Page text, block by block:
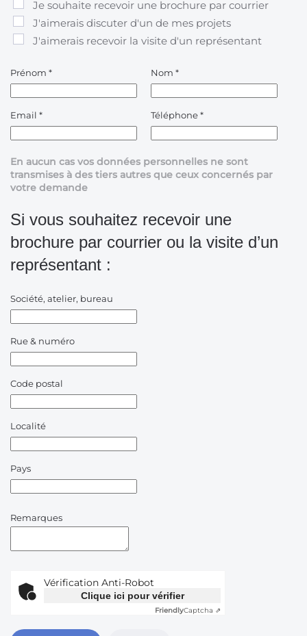
Je souhaite recevoir une brochure par courrier
J'aimerais discuter d'un de mes projets
J'aimerais recevoir la visite d'un représentant
Prénom * Nom *
Email * Téléphone*
En aucun cas vos données personnelles ne sont
transmises à des tiers autres que ceux concernés par
votre demande
Si vous souhaitez recevoir une
brochure par courrier ou la visite d’un
représentant :
Société, atelier, bureau
Rue & numéro
Code postal
Localité
Pays
Remarques
Vérification Anti-Robot
Clique ici pour vérifier
FriendlyCaptcha ⇗